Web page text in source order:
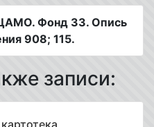
Фонд 33. Опись
908; 115.
записи: